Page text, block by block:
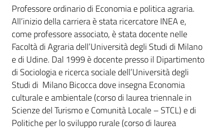
Professore ordinario di Economia e politica agraria.
All’inizio della carriera è stata ricercatore INEA e,
come professore associato, è stata docente nelle
Facoltà di Agraria dell’Università degli Studi di Milano
e di Udine. Dal 1999 è docente presso il Dipartimento
di Sociologia e ricerca sociale dell’Università degli
Studi di Milano Bicocca dove insegna Economia
culturale e ambientale (corso di laurea triennale in
Scienze del Turismo e Comunità Locale – STCL) e di
Politiche per lo sviluppo rurale (corso di laurea